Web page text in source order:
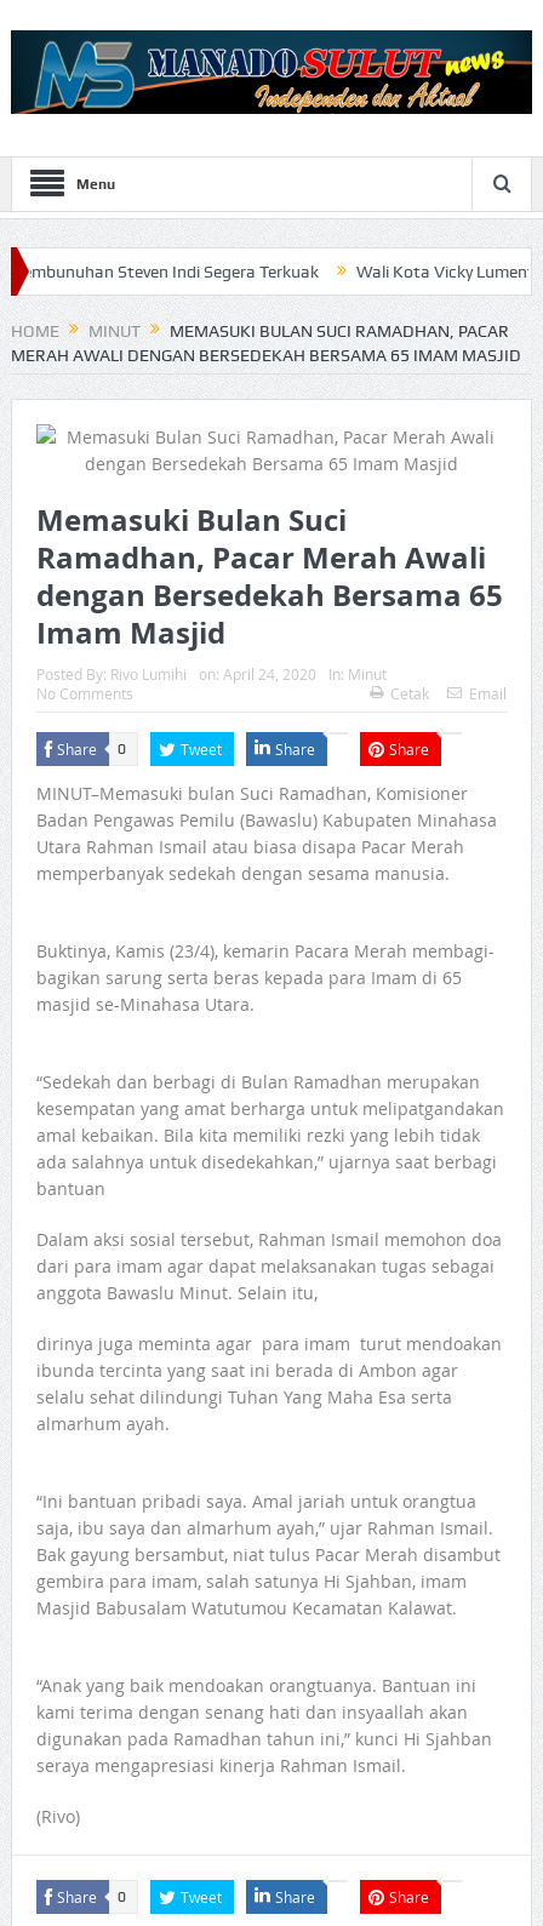
Menu
Steven Indi Segera Terkuak Wali Kota Vicky Lumentut Serahkan
HOME MINUT
MEMASUKI BULAN SUCI RAMADHAN, PACAR
MERAH AWALI DENGAN BERSEDEKAH BERSAMA 65 IMAM MASJID
Memasuki Bulan Suci
Ramadhan, Pacar Merah Awali
dengan Bersedekah Bersama 65
Imam Masjid
Posted By: Rivo Lumihi on: April 24, 2020 In: Minut
No Comments
Cetak Email
Share 0 Tweet Share Share
MINUT–Memasuki bulan Suci Ramadhan, Komisioner
Badan Pengawas Pemilu (Bawaslu) Kabupaten Minahasa
Utara Rahman Ismail atau biasa disapa Pacar Merah
memperbanyak sedekah dengan sesama manusia.
Buktinya, Kamis (23/4), kemarin Pacara Merah membagi-
bagikan sarung serta beras kepada para Imam di 65
masjid se-Minahasa Utara.
“Sedekah dan berbagi di Bulan Ramadhan merupakan
kesempatan yang amat berharga untuk melipatgandakan
amal kebaikan. Bila kita memiliki rezki yang lebih tidak
ada salahnya untuk disedekahkan,” ujarnya saat berbagi
bantuan
Dalam aksi sosial tersebut, Rahman Ismail memohon doa
dari para imam agar dapat melaksanakan tugas sebagai
anggota Bawaslu Minut. Selain itu,
dirinya juga meminta agar para imam turut mendoakan
ibunda tercinta yang saat ini berada di Ambon agar
selalu sehat dilindungi Tuhan Yang Maha Esa serta
almarhum ayah.
“Ini bantuan pribadi saya. Amal jariah untuk orangtua
saja, ibu saya dan almarhum ayah,” ujar Rahman Ismail.
Bak gayung bersambut, niat tulus Pacar Merah disambut
gembira para imam, salah satunya Hi Sjahban, imam
Masjid Babusalam Watutumou Kecamatan Kalawat.
“Anak yang baik mendoakan orangtuanya. Bantuan ini
kami terima dengan senang hati dan insyaallah akan
digunakan pada Ramadhan tahun ini,” kunci Hi Sjahban
seraya mengapresiasi kinerja Rahman Ismail.
(Rivo)
Share 0 Tweet Share Share